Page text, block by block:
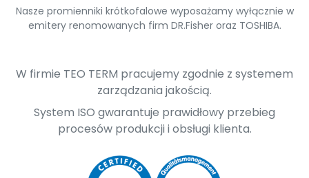
Nasze promienniki krótkofalowe wyposażamy wyłącznie w
emitery renomowanych firm DR.Fisher oraz TOSHIBA.
W firmie TEO TERM pracujemy zgodnie z systemem
zarządzania jakością.
System ISO gwarantuje prawidłowy przebieg
procesów produkcji i obsługi klienta.